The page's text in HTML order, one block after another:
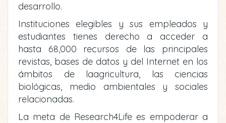
desarrollo.
Instituciones elegibles y sus empleados y
estudiantes tienes derecho a acceder a
hasta 68,000 recursos de las principales
revistas, bases de datos y del Internet en los
ámbitos de laagricultura, las ciencias
biológicas, medio ambientales y sociales
relacionadas.
La meta de Research4Life es empoderar a